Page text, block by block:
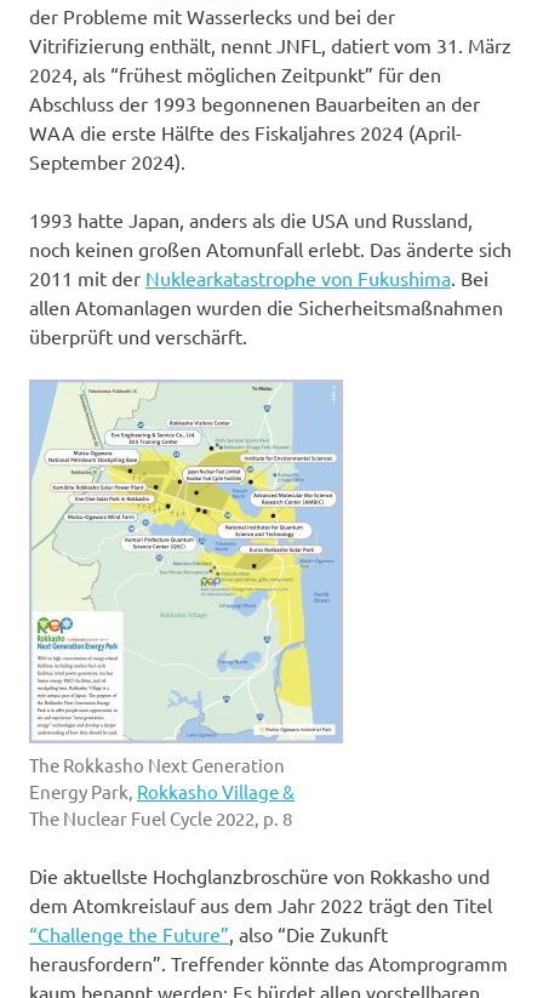
der Probleme mit Wasserlecks und bei der
Vitrifizierung enthält, nennt JNFL, datiert vom 31. März
2024, als “frühest möglichen Zeitpunkt” für den
Abschluss der 1993 begonnenen Bauarbeiten an der
WAA die erste Hälfte des Fiskaljahres 2024 (April-
September 2024).
1993 hatte Japan, anders als die USA und Russland,
noch keinen großen Atomunfall erlebt. Das änderte sich
2011 mit der Nuklearkatastrophe von Fukushima . Bei
allen Atomanlagen wurden die Sicherheitsmaßnahmen
überprüft und verschärft.
The Rokkasho Next Generation
Energy Park, Rokkasho Village &
The Nuclear Fuel Cycle 2022, p. 8
Die aktuellste Hochglanzbroschüre von Rokkasho und
dem Atomkreislauf aus dem Jahr 2022 trägt den Titel
“Challenge the Future”, also “Die Zukunft
herausfordern”. Treffender könnte das Atomprogramm
kaum benannt werden: Es bürdet allen vorstellbaren